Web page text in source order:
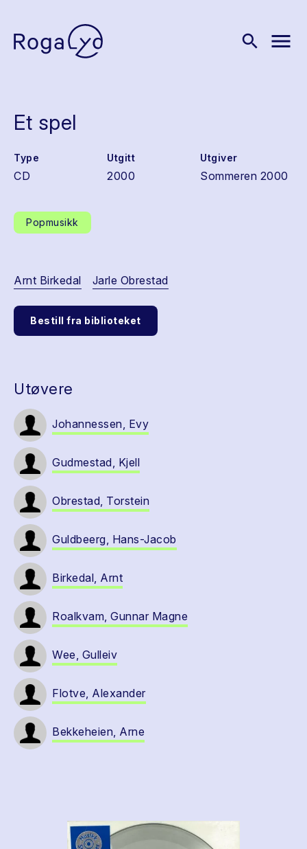
search menu
Et spel
Type
CD
Utgitt
2000
Utgiver
Sommeren 2000
Popmusikk
Arnt Birkedal Jarle Obrestad
Bestill fra biblioteket
Utøvere
Johannessen, Evy
Gudmestad, Kjell
Obrestad, Torstein
Guldbeerg, Hans-Jacob
Birkedal, Arnt
Roalkvam, Gunnar Magne
Wee, Gulleiv
Flotve, Alexander
Bekkeheien, Arne